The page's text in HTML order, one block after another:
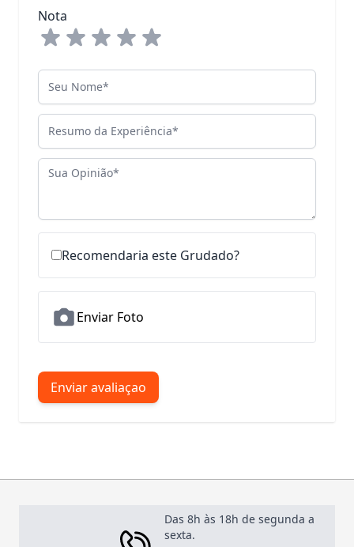
Nota
Seu Nome
Resumo da Experiência
Sua Opinião
Recomendaria este Grudado?
Enviar Foto
Enviar avaliaçao
Das 8h às 18h de segunda a
sexta.